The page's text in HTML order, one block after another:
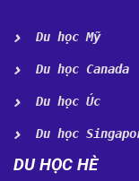
Du học Mỹ
Du học Canada
Du học Úc
Du học
DU HỌC HÈ